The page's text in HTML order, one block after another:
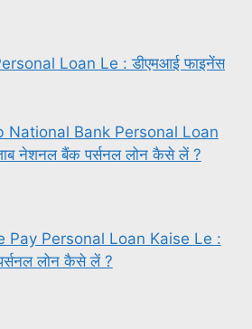
Loan Le : डीएमआई फाइनेंस
National Bank Personal Loan
नेशनल बैंक पर्सनल लोन कैसे लें ?
Pay Personal Loan Kaise Le :
लोन कैसे लें ?